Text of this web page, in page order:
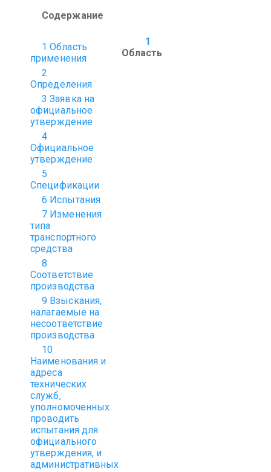
Содержание
1 Область
применения
2
Определения
3 Заявка на
официальное
утверждение
4
Официальное
утверждение
5
Спецификации
6 Испытания
7 Изменения
типа
транспортного
средства
8
Соответствие
производства
9 Взыскания,
налагаемые на
несоответствие
производства
10
Наименования и
адреса
технических
служб,
уполномоченных
проводить
испытания для
официального
утверждения, и
административных
1
Область